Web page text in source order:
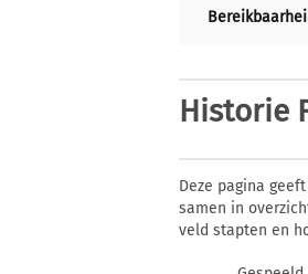
Historie
Deze pagina
samen in
veld stapten en